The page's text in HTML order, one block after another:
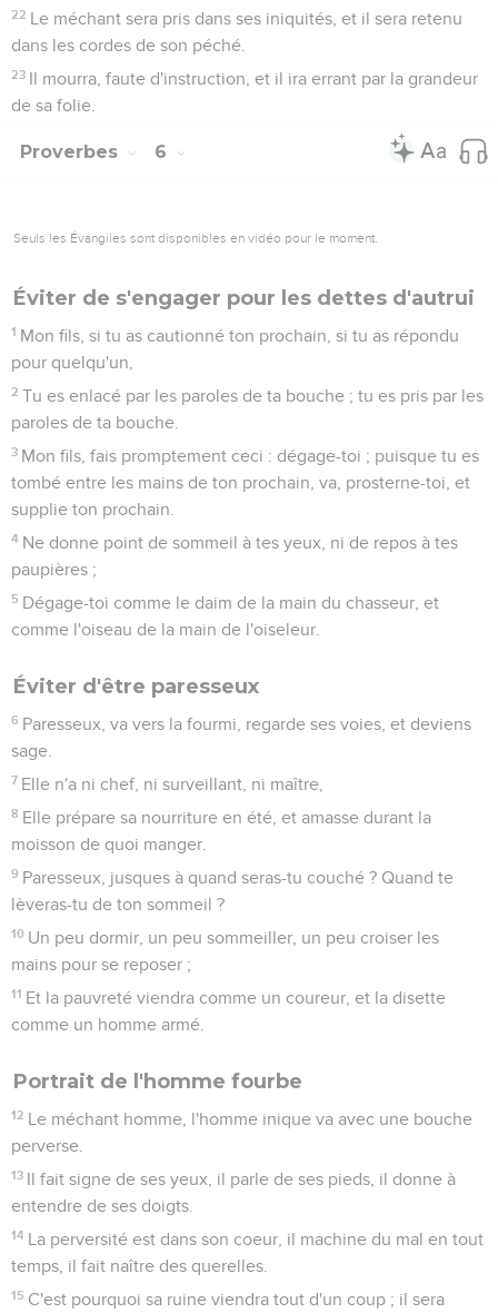
22 Le méchant sera pris dans ses iniquités, et il sera retenu
dans les cordes de son péché.
23 Il mourra, faute d'instruction, et il ira errant par la grandeur
de sa folie.
Proverbes 6
Seuls les Évangiles sont disponibles en vidéo pour le moment.
Éviter de s'engager pour les dettes d'autrui
1 Mon fils, si tu as cautionné ton prochain, si tu as répondu
pour quelqu'un,
2 Tu es enlacé par les paroles de ta bouche ; tu es pris par les
paroles de ta bouche.
3 Mon fils, fais promptement ceci : dégage-toi ; puisque tu es
tombé entre les mains de ton prochain, va, prosterne-toi, et
supplie ton prochain.
4 Ne donne point de sommeil à tes yeux, ni de repos à tes
paupières ;
5 Dégage-toi comme le daim de la main du chasseur, et
comme l'oiseau de la main de l'oiseleur.
Éviter d'être paresseux
6 Paresseux, va vers la fourmi, regarde ses voies, et deviens
sage.
7 Elle n'a ni chef, ni surveillant, ni maître,
8 Elle prépare sa nourriture en été, et amasse durant la
moisson de quoi manger.
9 Paresseux, jusques à quand seras-tu couché ? Quand te
lèveras-tu de ton sommeil ?
10 Un peu dormir, un peu sommeiller, un peu croiser les
mains pour se reposer ;
11 Et la pauvreté viendra comme un coureur, et la disette
comme un homme armé.
Portrait de l'homme fourbe
12 Le méchant homme, l'homme inique va avec une bouche
perverse.
13 Il fait signe de ses yeux, il parle de ses pieds, il donne à
entendre de ses doigts.
14 La perversité est dans son coeur, il machine du mal en tout
temps, il fait naître des querelles.
15 C'est pourquoi sa ruine viendra tout d'un coup ; il sera